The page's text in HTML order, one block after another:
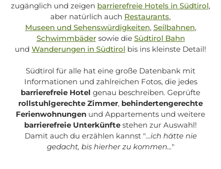
zugänglich und zeigen barrierefreie Hotels in Südtirol,
aber natürlich auch Restaurants,
Museen und Sehenswürdigkeiten, Seilbahnen,
Schwimmbädersowie die Südtirol Bahn
und Wanderungen in Südtirol bis ins kleinste Detail!
Südtirol für alle hat eine große Datenbank mit
Informationen und zahlreichen Fotos, die jedes
barrierefreie Hotel genau beschreiben. Geprüfte
rollstuhlgerechte Zimmer, behindertengerechte
Ferienwohnungen und Appartements und weitere
barrierefreie Unterkünfte stehen zur Auswahl!
Damit auch du erzählen kannst "...ich hätte nie
gedacht, bis hierher zu kommen..."